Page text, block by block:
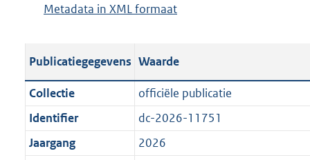
u
l
c
a
t
i
r
o
t
e
:
3
p
b
i
c
a
t
g
o
t
t
e
:
Metadata in XML formaat
t
a
n
d
Publicatiegegevens Waarde
Collectie
officiële publicatie
Identifier
dc-2026-11751
Jaargang
2026